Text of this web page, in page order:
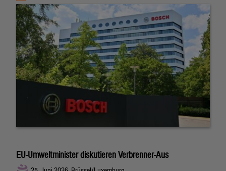
EU-Umweltminister diskutieren Verbrenner-Aus